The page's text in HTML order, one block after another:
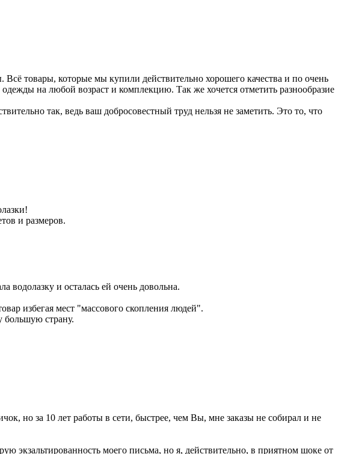
товары, которые мы купили действительно хорошего качества и по очень
на любой возраст и комплекцию. Так же хочется отметить разнообразие
так, ведь ваш добросовестный труд нельзя не заметить. Это то, что
и размеров.
водолазку и осталась ей очень довольна.
избегая мест "массового скопления людей".
большую страну.
но за 10 лет работы в сети, быстрее, чем Вы, мне заказы не собирал и не
экзальтированность моего письма, но я, действительно, в приятном шоке от